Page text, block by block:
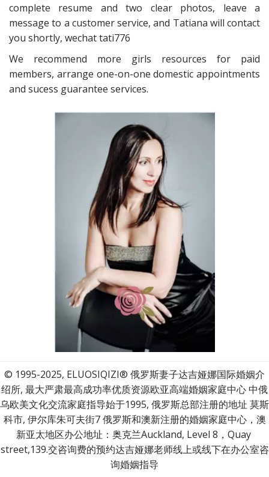
complete resume and two clear photos, leave a
message to a customer service, and Tatiana will contact
you shortly, wechat tati776
We recommend more girls resources for paid
members, arrange one-on-one domestic appointments
and sucess guarantee services.
© 1995-2025, ELUOSIQIZI® 俄罗斯妻子达吉娅娜国际婚姻介
绍所, 最大严肃最高成功率优质资源欧亚高端婚姻家庭中心 中俄
乌欧美文化交流家庭指导始于1995, 俄罗斯总部注册的地址 莫斯
科市, 伊尔库朱可夫街7 俄罗斯和澳新注册的婚姻家庭中心，澳
新亚太地区办公地址：奥克兰Auckland, Level 8，Quay
street,139.交咨询费的预约达吉娅娜老师线上或线下在办公室咨
询婚姻指导